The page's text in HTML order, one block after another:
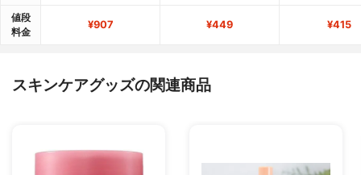
値段
料金
¥907 ¥449 ¥415
スキンケアグッズの関連商品